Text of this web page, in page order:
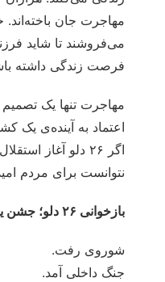
مهاجرت جان باخته‌اند.
می‌فروشند تا شاید
فرصت زندگی داشته
مهاجرت تنها یک
اعتماد به آینده‌ی یک
اگر ۲۶ دلو آغاز
نتوانست برای مردم امید
بازخوانی ۲۶دلو؛ جشن
شوروی رفت.
جنگ داخلی آمد.